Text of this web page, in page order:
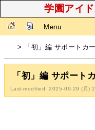
学園アイ
Menu
> 「初」編 サポートカ
「初」編 サポート
Last-modified: 2025-09-29 (月)